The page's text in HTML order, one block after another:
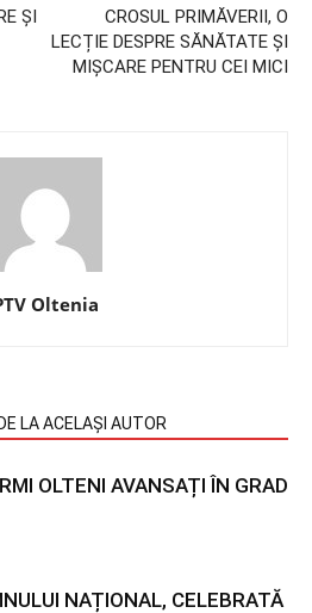
ŞI
CROSUL PRIMĂVERII, O
LECȚIE DESPRE SĂNĂTATE ȘI
MIȘCARE PENTRU CEI MICI
Oltenia
LA ACELAȘI AUTOR
OLTENI AVANSAȚI ÎN GRAD
NAȚIONAL, CELEBRATĂ